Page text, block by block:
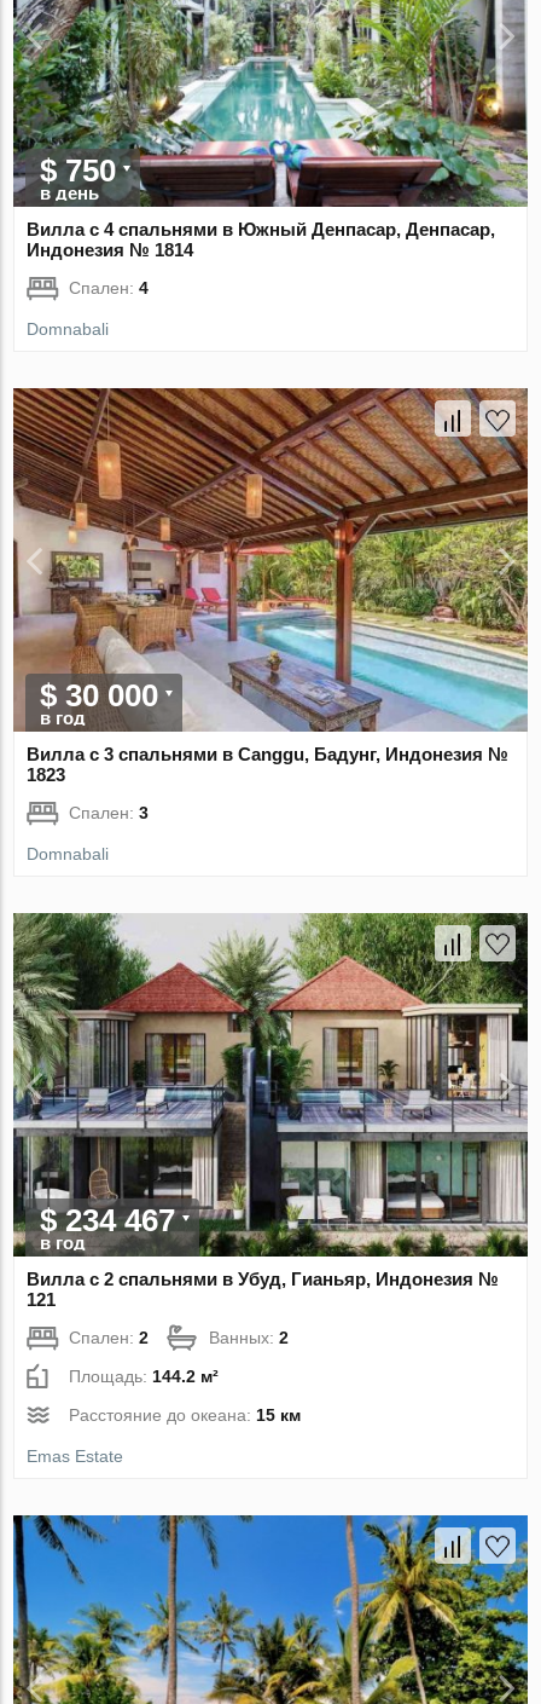
$ 750
в день
Вилла с 4 спальнями в Южный Денпасар, Денпасар,
Индонезия № 1814
Спален:4
Domnabali
$ 30 000
в год
Вилла с 3 спальнями в Canggu, Бадунг, Индонезия №
1823
Спален:3
Domnabali
$ 234 467
в год
Вилла с 2 спальнями в Убуд, Гианьяр, Индонезия №
121
Спален:2 Ванных:2
Площадь: 144.2 м²
Расстояние до океана: 15 км
Emas Estate